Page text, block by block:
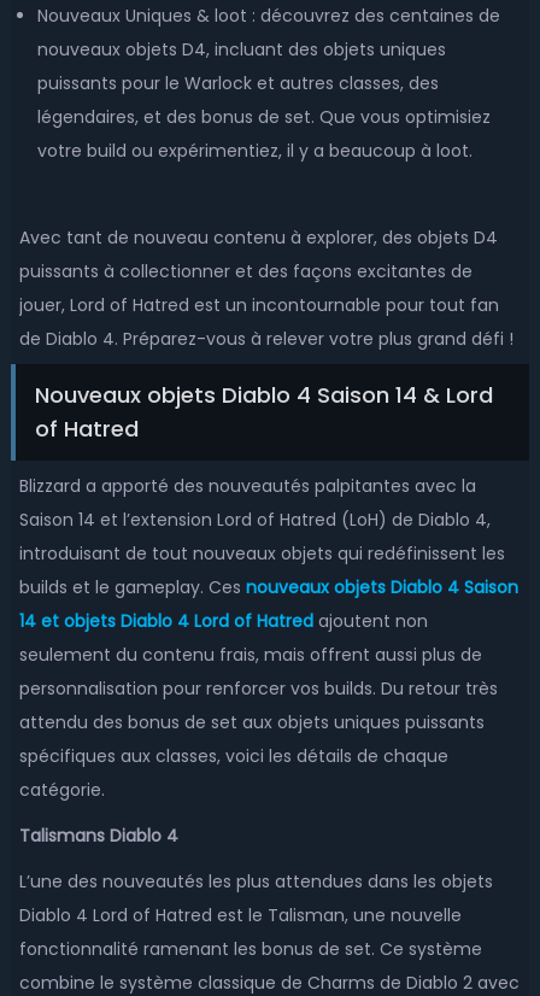
Nouveaux Uniques & loot : découvrez des centaines de
nouveaux objets D4, incluant des objets uniques
puissants pour le Warlock et autres classes, des
légendaires, et des bonus de set. Que vous optimisiez
votre build ou expérimentiez, il y a beaucoup à loot.
Avec tant de nouveau contenu à explorer, des objets D4
puissants à collectionner et des façons excitantes de
jouer, Lord of Hatred est un incontournable pour tout fan
de Diablo 4. Préparez-vous à relever votre plus grand défi !
Nouveaux objets Diablo 4 Saison 14 & Lord
of Hatred
Blizzard a apporté des nouveautés palpitantes avec la
Saison 14 et l’extension Lord of Hatred (LoH) de Diablo 4,
introduisant de tout nouveaux objets qui redéfinissent les
builds et le gameplay. Ces nouveaux objets Diablo 4 Saison
14 et objets Diablo 4 Lord of Hatredajoutent non
seulement du contenu frais, mais offrent aussi plus de
personnalisation pour renforcer vos builds. Du retour très
attendu des bonus de set aux objets uniques puissants
spécifiques aux classes, voici les détails de chaque
catégorie.
Talismans Diablo 4
L’une des nouveautés les plus attendues dans les objets
Diablo 4 Lord of Hatred est le Talisman, une nouvelle
fonctionnalité ramenant les bonus de set. Ce système
combine le système classique de Charms de Diablo 2 avec